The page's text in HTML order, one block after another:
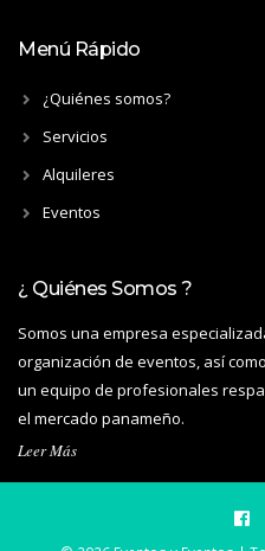
Menú Rápido
¿Quiénes somos?
Servicios
Alquileres
Eventos
¿ Quiénes Somos ?
Somos una empresa
organización de eventos, así
un equipo de profesionales
el mercado panameño.
Leer Más